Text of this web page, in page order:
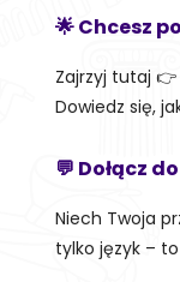
🌟 Chcesz
Zajrzyj tutaj 👉
Dowiedz się,
💬 Dołącz
Niech Twoja
tylko język –